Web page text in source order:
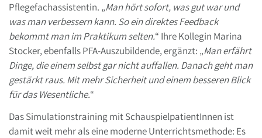
Pflegefachassistentin. „Man hört sofort, was gut war und
was man verbessern kann. So ein direktes Feedback
bekommt man im Praktikum selten.“ Ihre Kollegin Marina
Stocker, ebenfalls PFA-Auszubildende, ergänzt: „Man erfährt
Dinge, die einem selbst gar nicht auffallen. Danach geht man
gestärkt raus. Mit mehr Sicherheit und einem besseren Blick
für das Wesentliche.“
Das Simulationstraining mit SchauspielpatientInnen ist
damit weit mehr als eine moderne Unterrichtsmethode: Es